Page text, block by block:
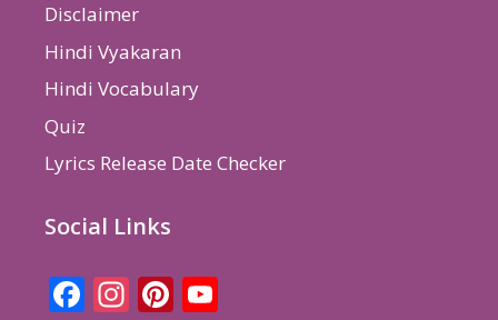
Disclaimer
Hindi Vyakaran
Hindi Vocabulary
Quiz
Lyrics Release Date Checker
Social Links
Facebook
Instagram
Pinterest